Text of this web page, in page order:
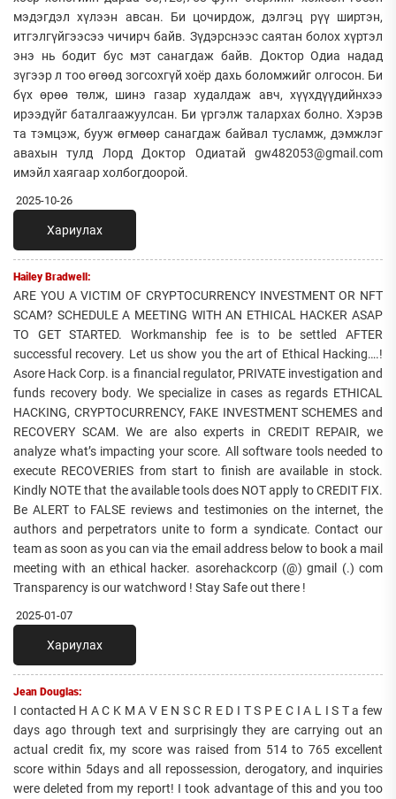
мэдэгдэл хүлээн авсан. Би цочирдож, дэлгэц рүү ширтэн,
итгэлгүйгээсээ чичирч байв. Зүдэрснээс саятан болох хүртэл
энэ нь бодит бус мэт санагдаж байв. Доктор Одиа надад
зүгээр л тоо өгөөд зогсохгүй хоёр дахь боломжийг олгосон. Би
бүх өрөө төлж, шинэ газар худалдаж авч, хүүхдүүдийнхээ
ирээдүйг баталгаажуулсан. Би үргэлж талархах болно. Хэрэв
та тэмцэж, бууж өгмөөр санагдаж байвал тусламж, дэмжлэг
авахын тулд Лорд Доктор Одиатай gw482053@gmail.com
имэйл хаягаар холбогдоорой.
2025-10-26
Хариулах
Hailey Bradwell:
ARE YOU A VICTIM OF CRYPTOCURRENCY INVESTMENT OR NFT
SCAM? SCHEDULE A MEETING WITH AN ETHICAL HACKER ASAP
TO GET STARTED. Workmanship fee is to be settled AFTER
successful recovery. Let us show you the art of Ethical Hacking….!
Asore Hack Corp. is a financial regulator, PRIVATE investigation and
funds recovery body. We specialize in cases as regards ETHICAL
HACKING, CRYPTOCURRENCY, FAKE INVESTMENT SCHEMES and
RECOVERY SCAM. We are also experts in CREDIT REPAIR, we
analyze what’s impacting your score. All software tools needed to
execute RECOVERIES from start to finish are available in stock.
Kindly NOTE that the available tools does NOT apply to CREDIT FIX.
Be ALERT to FALSE reviews and testimonies on the internet, the
authors and perpetrators unite to form a syndicate. Contact our
team as soon as you can via the email address below to book a mail
meeting with an ethical hacker. asorehackcorp (@) gmail (.) com
Transparency is our watchword ! Stay Safe out there !
2025-01-07
Хариулах
Jean Douglas:
I contacted H A C K M A V E N S C R E D I T S P E C I A L I S T a few
days ago through text and surprisingly they are carrying out an
actual credit fix, my score was raised from 514 to 765 excellent
score within 5days and all repossession, derogatory, and inquiries
were deleted from my report! I took advantage of this and you too